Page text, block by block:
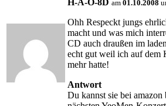
am 01.10.2008
Ohh Respeckt jungs
macht und was mich
CD auch draußen im
echt gut weil ich auf dem
mehr hatte!
Antwort
Du kannst sie bei amazon